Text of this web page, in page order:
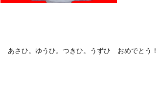
あさひ。ゆうひ。つきひ。うずひ おめでとう！